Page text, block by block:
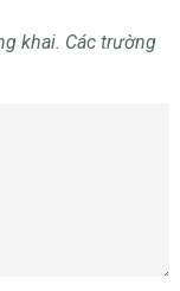
khai. Các trường